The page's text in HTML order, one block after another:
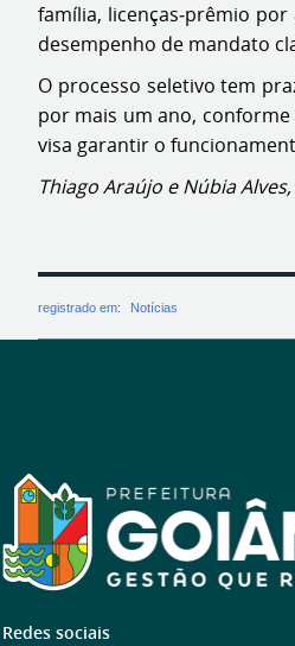
família, licenças‐prêmio
desempenho de mandato
O processo seletivo tem
por mais um ano,
visa garantir o
Thiago Araújo e Núbia
registrado em: Notícias
Redes sociais